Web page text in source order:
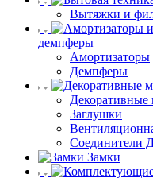
Вытяжки и
демпферы
Амортизаторы
Демпферы
Декоративные
Заглушки
Соединители
Замки